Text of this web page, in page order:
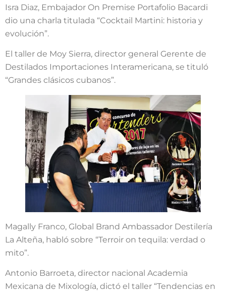
Isra Diaz, Embajador On Premise Portafolio Bacardi
dio una charla titulada “Cocktail Martini: historia y
evolución”.
El taller de Moy Sierra, director general Gerente de
Destilados Importaciones Interamericana, se tituló
“Grandes clásicos cubanos”.
Magally Franco, Global Brand Ambassador Destilería
La Alteña, habló sobre “Terroir on tequila: verdad o
mito”.
Antonio Barroeta, director nacional Academia
Mexicana de Mixología, dictó el taller “Tendencias en